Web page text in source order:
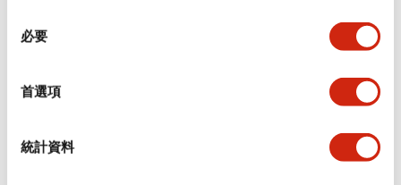
必要
首選項
統計資料
環境規範
機械規格